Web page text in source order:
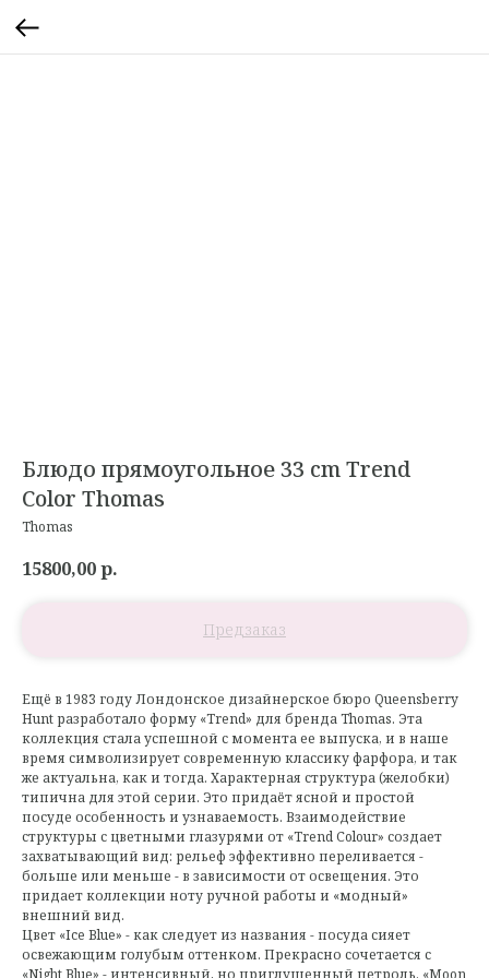
Блюдо прямоугольное 33 cm Trend
Color Thomas
Thomas
15800,00р.
Ещё в 1983 году Лондонское дизайнерское бюро Queensberry
Hunt разработало форму «Trend» для бренда Thomas. Эта
коллекция стала успешной с момента ее выпуска, и в наше
время символизирует современную классику фарфора, и так
же актуальна, как и тогда. Характерная структура (желобки)
типична для этой серии. Это придаёт ясной и простой
посуде особенность и узнаваемость. Взаимодействие
структуры с цветными глазурями от «Trend Colour» создает
захватывающий вид: рельеф эффективно переливается -
больше или меньше - в зависимости от освещения. Это
придает коллекции ноту ручной работы и «модный»
внешний вид.
Цвет «Ice Blue» - как следует из названия - посуда сияет
освежающим голубым oттенком. Прекрасно сочетается с